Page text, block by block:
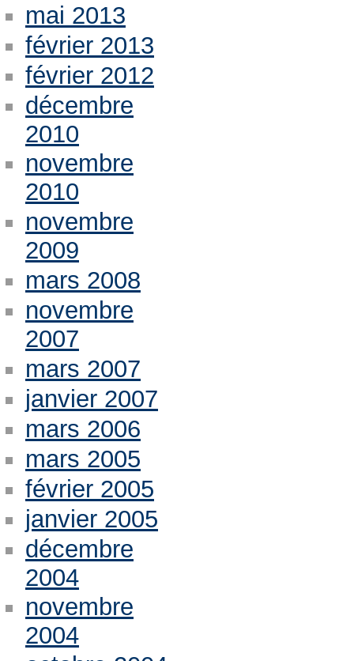
mai 2013
février 2013
février 2012
décembre
2010
novembre
2010
novembre
2009
mars 2008
novembre
2007
mars 2007
janvier 2007
mars 2006
mars 2005
février 2005
janvier 2005
décembre
2004
novembre
2004